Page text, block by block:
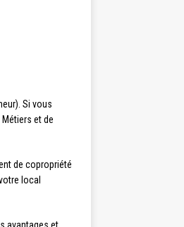
Si vous
et de
de copropriété
local